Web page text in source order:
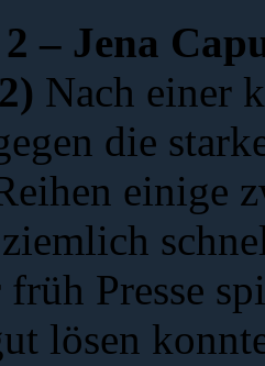
2 – Jena
Nach einer
die
einige
Presse
lösen